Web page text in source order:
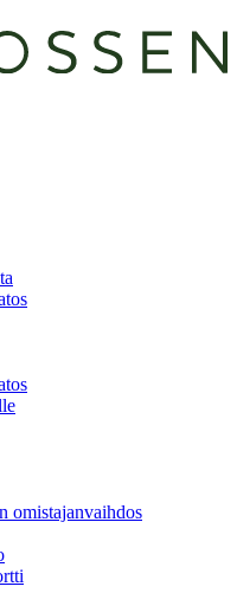
omistajanvaihdos